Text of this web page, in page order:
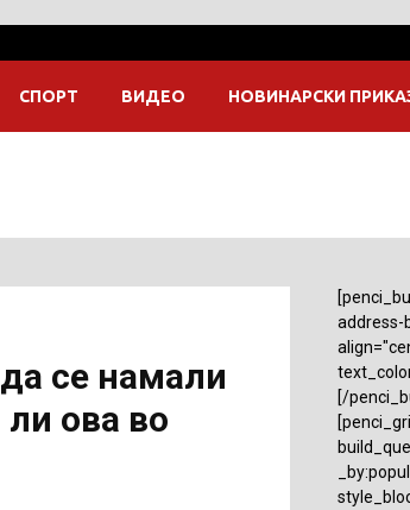
СПОРТ ВИДЕО НОВИНАРСКИ
се намали
ова во
address-
[/